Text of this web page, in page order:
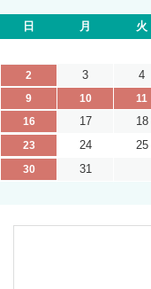
日 月 火
2
3 4
9
10 11
16
17 18
23
24 25
30
31